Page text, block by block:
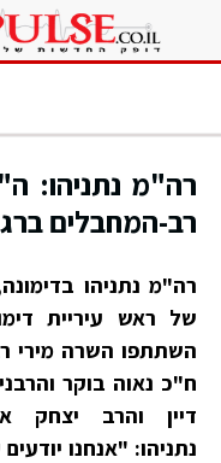
רה"מ נתניהו:
רב-המחבלים
רה"מ נתניהו
של ראש עיריית
השתתפו השרה מירי
ח"כ נאוה בוקר
דיין והרב יצחק
נתניהו: "אנחנו